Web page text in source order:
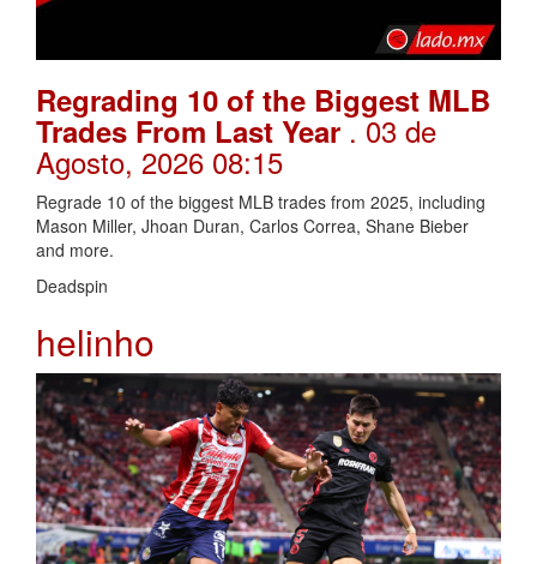
Regrading 10 of the Biggest MLB
Trades From Last Year. 03 de
Agosto, 2026 08:15
Regrade 10 of the biggest MLB trades from 2025, including
Mason Miller, Jhoan Duran, Carlos Correa, Shane Bieber
and more.
Deadspin
helinho